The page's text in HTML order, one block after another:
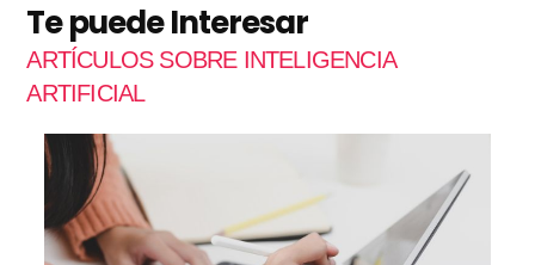
Te puede Interesar
ARTÍCULOS SOBRE INTELIGENCIA
ARTIFICIAL